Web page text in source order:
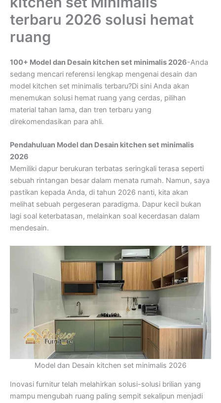
terbaru 2026 solusi hemat
ruang
100+ Model dan Desain kitchen set minimalis 2026-Anda
sedang mencari referensi lengkap mengenai desain dan
model kitchen set minimalis terbaru?Di sini Anda akan
menemukan solusi hemat ruang yang cerdas, pilihan
material tahan lama, dan tren terbaru yang
direkomendasikan para ahli.
Pendahuluan Model dan Desain kitchen set minimalis
2026
Memiliki dapur berukuran terbatas seringkali terasa seperti
sebuah rintangan besar dalam menata rumah. Namun, saya
pastikan kepada Anda, di tahun 2026 nanti, kita akan
melihat sebuah pergeseran paradigma. Dapur kecil bukan
lagi soal keterbatasan, melainkan soal kecerdasan dalam
mendesain.
Model dan Desain kitchen set minimalis 2026
Inovasi furnitur telah melahirkan solusi-solusi brilian yang
mampu mengubah ruang paling sempit sekalipun menjadi